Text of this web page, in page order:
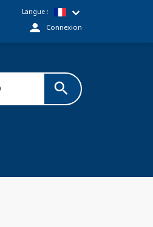
Langue :
Connexion
search Rechercher